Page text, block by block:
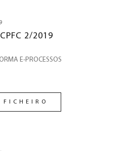
2/2019
E-PROCESSOS
FICHEIRO